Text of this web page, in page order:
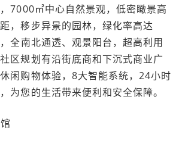
7000㎡中心自然景观，低密瞰景高
，移步异景的园林，绿化率高达
全南北通透、观景阳台，超高利用
区规划有沿街底商和下沉式商业广
闲购物体验，8大智能系统，24小时
为您的生活带来便利和安全保障。